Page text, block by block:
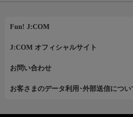
Fun! J:COM
J:COM オフィシャルサイト
お問い合わせ
お客さまのデータ利用･外部送信につい